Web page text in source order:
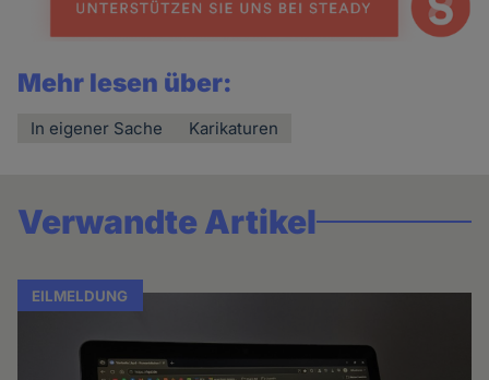
Mehr lesen über:
In eigener Sache Karikaturen
Verwandte Artikel
EILMELDUNG